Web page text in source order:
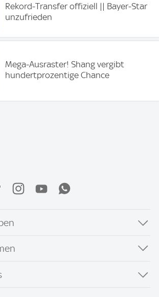
Rekord-Transfer offiziell || Bayer-Star
unzufrieden
Mega-Ausraster! Shang vergibt
hundertprozentige Chance